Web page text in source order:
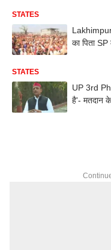
STATES
का पिता SP
STATES
UP 3rd
है'- मतदान